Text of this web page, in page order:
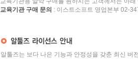
교육기관 구매 문의 : 이스트소프트 영업본부 02-
알툴즈는 보다 나은 기능과 안정성을 갖춘 최신 버